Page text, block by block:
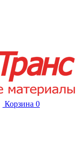
Корзина 0